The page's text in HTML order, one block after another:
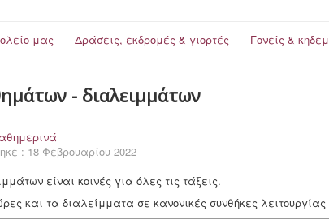
μας Δράσεις, εκδρομές & γιορτές Γονείς &
- διαλειμμάτων
: 18 Φεβρουαρίου 2022
είναι κοινές για όλες τις τάξεις.
και τα διαλείμματα σε κανονικές συνθήκες λειτουργίας